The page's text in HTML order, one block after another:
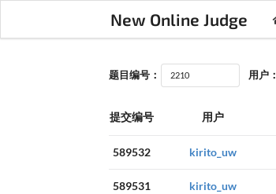
New Online Judge
题目编号： 用户：
提交编号 用户
589532 kirito_uw
589531 kirito_uw